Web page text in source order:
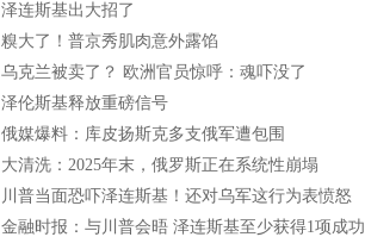
泽连斯基出大招了
糗大了！普京秀肌肉意外露馅
乌克兰被卖了？ 欧洲官员惊呼：魂吓没了
泽伦斯基释放重磅信号
俄媒爆料：库皮扬斯克多支俄军遭包围
大清洗：2025年末，俄罗斯正在系统性崩塌
川普当面恐吓泽连斯基！还对乌军这行为表愤怒
金融时报：与川普会晤 泽连斯基至少获得1项成功